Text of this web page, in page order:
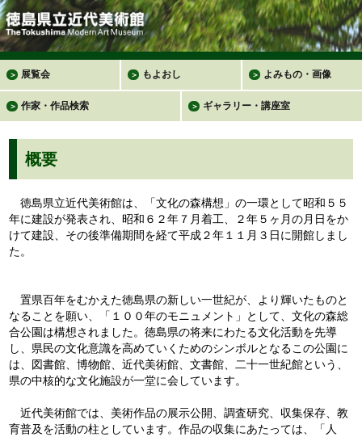
＞ 展覧会 ＞ もよおし ＞ よみもの・画像
＞ 作家・作品検索 ＞ ギャラリー・講座室
概要
徳島県立近代美術館は、「文化の森構想」の一環として昭和５５
年に建設が発表され、昭和６２年７月着工、２年５ヶ月の月日をか
けて建設、その後準備期間を経て平成２年１１月３日に開館しまし
た。
置県百年をむかえた徳島県の新しい一世紀が、より輝いたものと
なることを願い、「１００年のモニュメント」として、文化の森総
合公園は構想されました。徳島県の将来にわたる文化活動を先導
し、県民の文化意識を高めていくためのシンボルとなるこの公園に
は、図書館、博物館、近代美術館、文書館、二十一世紀館という、
県の中核的な文化施設が一堂に会しています。
近代美術館では、美術作品の展示公開、調査研究、収集保存、教
育普及を活動の柱としています。作品の収集にあたっては、「人